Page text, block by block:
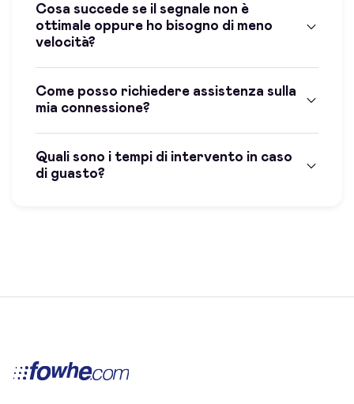
Cosa succede se il segnale non è
ottimale oppure ho bisogno di meno
velocità?
Come posso richiedere assistenza sulla
mia connessione?
Quali sono i tempi di intervento in caso
di guasto?